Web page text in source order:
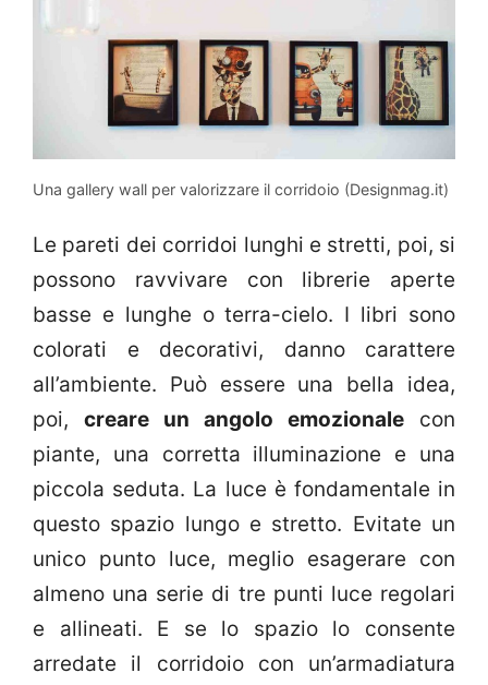
Una gallery wall per valorizzare il corridoio (Designmag.it)
Le pareti dei corridoi lunghi e stretti, poi, si
possono ravvivare con librerie aperte
basse e lunghe o terra-cielo. I libri sono
colorati e decorativi, danno carattere
all’ambiente. Può essere una bella idea,
poi, creare un angolo emozionale con
piante, una corretta illuminazione e una
piccola seduta. La luce è fondamentale in
questo spazio lungo e stretto. Evitate un
unico punto luce, meglio esagerare con
almeno una serie di tre punti luce regolari
e allineati. E se lo spazio lo consente
arredate il corridoio con un’armadiatura